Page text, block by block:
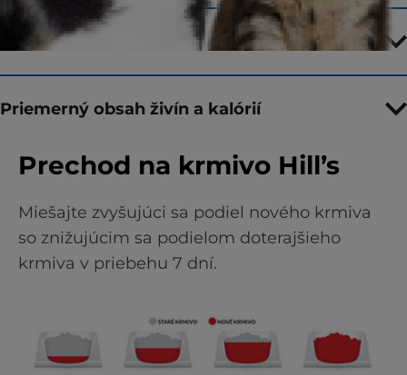
Kľúčové vlastnosti
Priemerný obsah živín a kalórií
Prechod na krmivo Hill’s
Miešajte zvyšujúci sa podiel nového krmiva
so znižujúcim sa podielom doterajšieho
krmiva v priebehu 7 dní.